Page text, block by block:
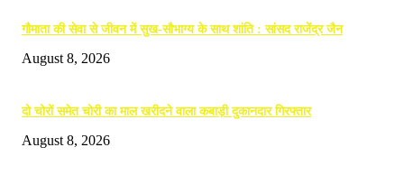
गौमाता की सेवा से जीवन में सुख-सौभाग्य के साथ शांति : सांसद राजेंद्र जैन
August 8, 2026
दो चोरों समेत चोरी का माल खरीदने वाला कबाड़ी दुकानदार गिरफ्तार
August 8, 2026